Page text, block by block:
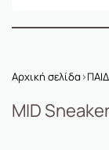
Αρχική σελίδα›
MID